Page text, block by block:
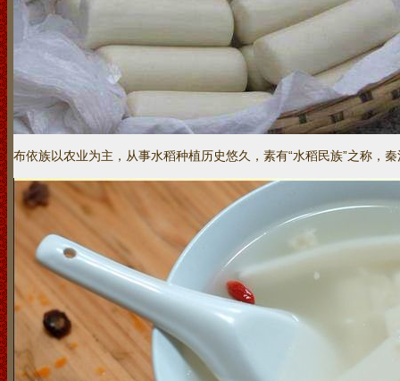
布依族以农业为主，从事水稻种植历史悠久，素有“水稻民族”之称，